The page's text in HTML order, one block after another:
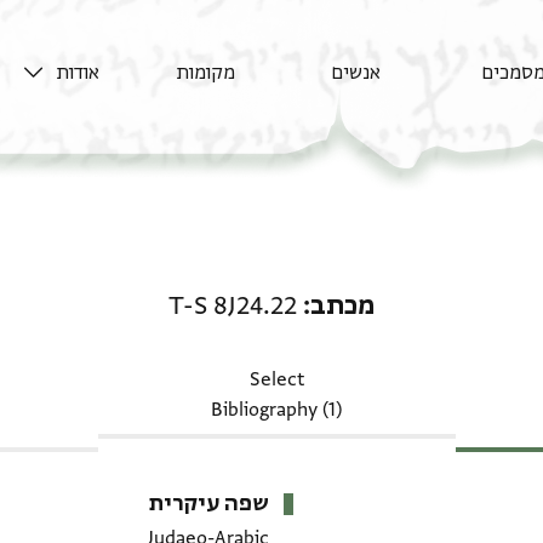
מסמכים אנשים מקומות אודות
מכתב T-S 8J24.22
Select
Bibliography (1)
שפה עיקרית